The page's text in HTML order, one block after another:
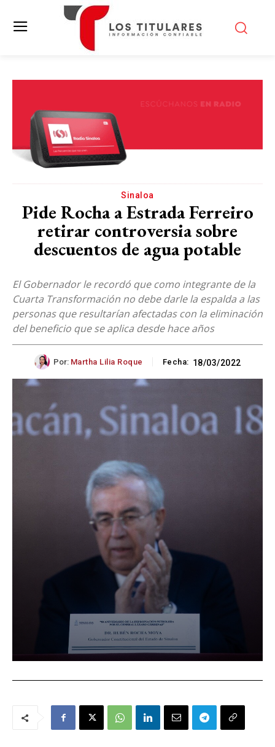
Sinaloa
Pide Rocha a Estrada Ferreiro
retirar controversia sobre
descuentos de agua potable
El Gobernador le recordó que como integrante de la
Cuarta Transformación no debe darle la espalda a las
personas que resultarían afectadas con la eliminación
del beneficio que se aplica desde hace años
Por: Martha Lilia Roque Fecha: 18/03/2022